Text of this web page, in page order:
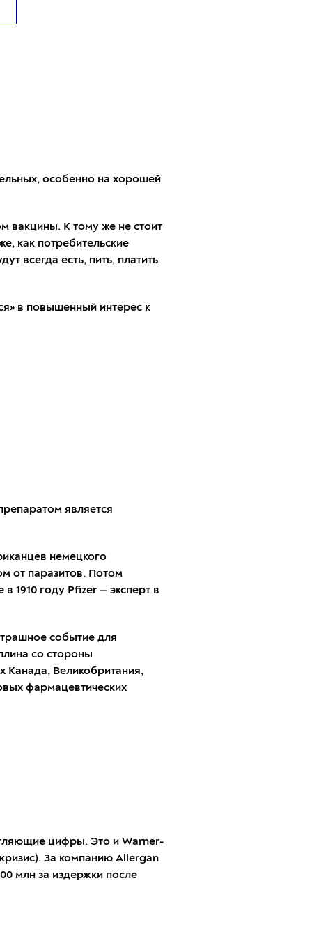
особенно на хорошей
вакцины. К тому же не стоит
как потребительские
всегда есть, пить, платить
в повышенный интерес к
является
немецкого
от паразитов. Потом
1910 году Pfizer — эксперт в
событие для
со стороны
Канада, Великобритания,
фармацевтических
цифры. Это и Warner-
За компанию Allergan
млн за издержки после